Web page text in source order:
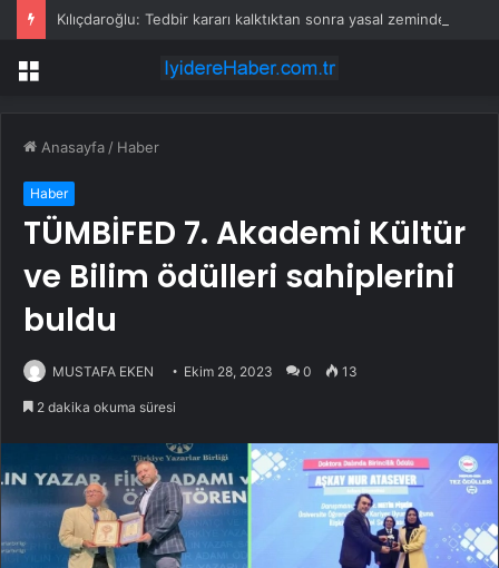
Menü
Anasayfa / Haber
Haber
TÜMBİFED 7. Akademi Kültür
ve Bilim ödülleri sahiplerini
buldu
MUSTAFA EKEN Ekim 28, 2023 0 13
2 dakika okuma süresi